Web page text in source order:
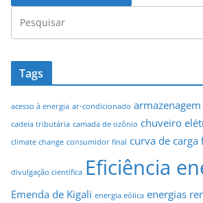
Tags
acesso à energia ar-condicionado
cadeia tributária camada de ozônio chuveiro
climate change consumidor final curva de carga
divulgação científica Eficiência
Emenda de Kigali energia eólica energias